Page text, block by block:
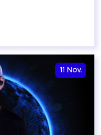
11 Nov.